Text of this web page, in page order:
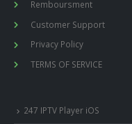
Remboursment
Customer Support
Privacy Policy
TERMS OF SERVICE
247 IPTV Player iOS